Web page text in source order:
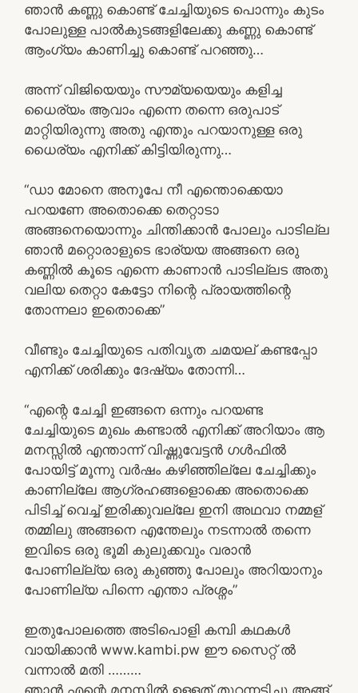
ഞാൻ കണ്ണു കൊണ്ട് ചേച്ചിയുടെ പൊന്നും കുടം
പോലുള്ള പാൽകുടങ്ങളിലേക്കു കണ്ണു കൊണ്ട്
ആംഗ്യം കാണിച്ചു കൊണ്ട് പറഞ്ഞു…
അന്ന് വിജിയെയും സൗമ്യയെയും കളിച്ച
ധൈര്യം ആവാം എന്നെ തന്നെ ഒരുപാട്
മാറ്റിയിരുന്നു അതു എന്തും പറയാനുള്ള ഒരു
ധൈര്യം എനിക്ക് കിട്ടിയിരുന്നു…
“ഡാ മോനെ അനൂപേ നീ എന്തൊക്കെയാ
പറയണേ അതൊക്കെ തെറ്റാടാ
അങ്ങനെയൊന്നും ചിന്തിക്കാൻ പോലും പാടില്ല
ഞാൻ മറ്റൊരാളുടെ ഭാര്യയ അങ്ങനെ ഒരു
കണ്ണിൽ കൂടെ എന്നെ കാണാൻ പാടില്ലട അതു
വലിയ തെറ്റാ കേട്ടോ നിന്റെ പ്രായത്തിന്റെ
തോന്നലാ ഇതൊക്കെ”
വീണ്ടും ചേച്ചിയുടെ പതിവൃത ചമയല് കണ്ടപ്പോ
എനിക്ക് ശരിക്കും ദേഷ്യം തോന്നി…
“എന്റെ ചേച്ചി ഇങ്ങനെ ഒന്നും പറയണ്ട
ചേച്ചിയുടെ മുഖം കണ്ടാൽ എനിക്ക് അറിയാം ആ
മനസ്സിൽ എന്താന്ന് വിഷ്ണുവേട്ടൻ ഗൾഫിൽ
പോയിട്ട് മൂന്നു വർഷം കഴിഞ്ഞില്ലേ ചേച്ചിക്കും
കാണില്ലേ ആഗ്രഹങ്ങളൊക്കെ അതൊക്കെ
പിടിച്ച് വെച്ച് ഇരിക്കുവല്ലേ ഇനി അഥവാ നമ്മള്
തമ്മിലു അങ്ങനെ എന്തേലും നടന്നാൽ തന്നെ
ഇവിടെ ഒരു ഭൂമി കുലുക്കവും വരാൻ
പോണില്ല്യ ഒരു കുഞ്ഞു പോലും അറിയാനും
പോണില്യ പിന്നെ എന്താ പ്രശ്നം”
ഇതുപോലത്തെ അടിപൊളി കമ്പി കഥകൾ
വായിക്കാൻ www.kambi.pw ഈ സൈറ്റ് ൽ
വന്നാൽ മതി ………
ഞാൻ എന്റെ മനസ്സിൽ ഉള്ളത് തുറന്നടിച്ചു അങ്ങ്